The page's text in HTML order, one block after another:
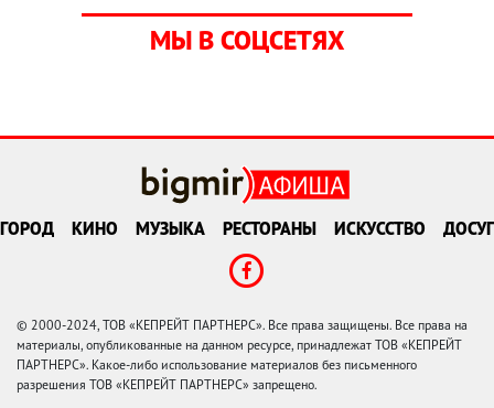
МЫ В СОЦСЕТЯХ
ГОРОД КИНО МУЗЫКА РЕСТОРАНЫ ИСКУССТВО ДОСУГ
© 2000-2024, ТОВ «КЕПРЕЙТ ПАРТНЕРС». Все права защищены. Все права на
материалы, опубликованные на данном ресурсе, принадлежат ТОВ «КЕПРЕЙТ
ПАРТНЕРС». Какое-либо использование материалов без письменного
разрешения ТОВ «КЕПРЕЙТ ПАРТНЕРС» запрещено.